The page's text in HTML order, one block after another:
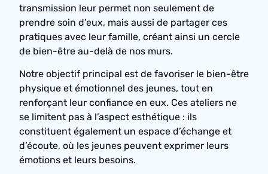
transmission leur permet non seulement de
prendre soin d’eux, mais aussi de partager ces
pratiques avec leur famille, créant ainsi un cercle
de bien-être au-delà de nos murs.
Notre objectif principal est de favoriser le bien-être
physique et émotionnel des jeunes, tout en
renforçant leur confiance en eux. Ces ateliers ne
se limitent pas à l’aspect esthétique : ils
constituent également un espace d’échange et
d’écoute, où les jeunes peuvent exprimer leurs
émotions et leurs besoins.